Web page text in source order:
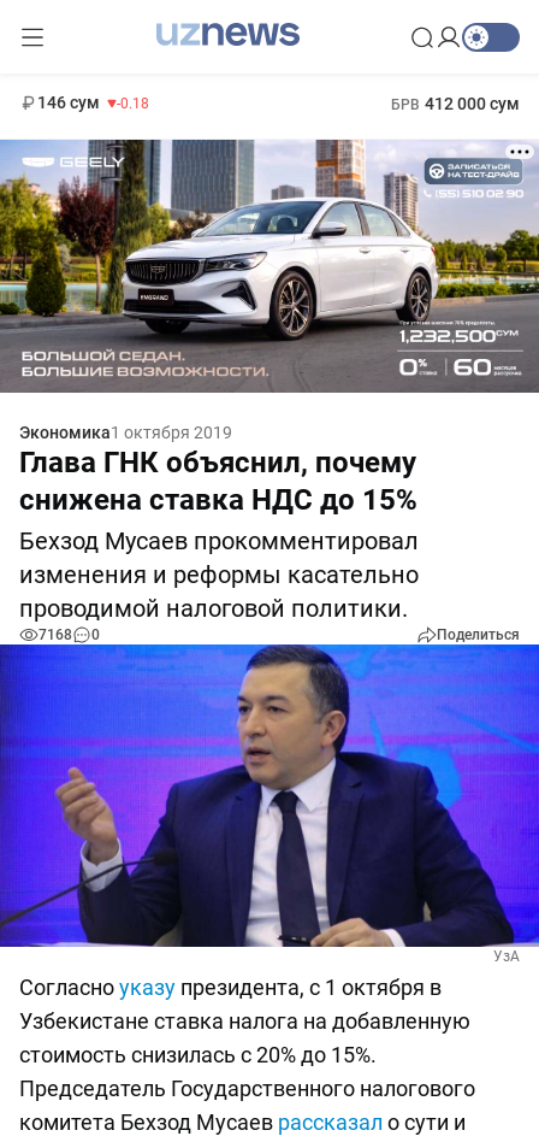
146 сум -0.18 БРВ 412 000 сум
Экономика1 октября 2019
Глава ГНК объяснил, почему
снижена ставка НДС до 15%
Бехзод Мусаев прокомментировал
изменения и реформы касательно
проводимой налоговой политики.
7168 0 Поделиться
УзА
Согласноуказу президента, с 1 октября в
Узбекистане ставка налога на добавленную
стоимость снизилась с 20% до 15%.
Председатель Государственного налогового
комитета Бехзод Мусаев рассказал о сути и